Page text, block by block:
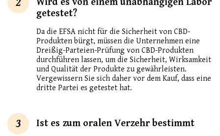
getestet?
Da die EFSA nicht für die Sicherheit von CBD-
Produkten bürgt, müssen die Unternehmen eine
Dreißig-Parteien-Prüfung von CBD-Produkten
durchführen lassen, um die Sicherheit, Wirksamkeit
und Qualität der Produkte zu gewährleisten.
Vergewissern Sie sich daher vor dem Kauf, dass eine
dritte Partei es getestet hat.
3 Ist es zum oralen Verzehr bestimmt